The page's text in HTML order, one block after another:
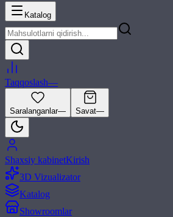
Katalog
Taqqoslash—
Saralanganlar— Savat—
Shaxsiy kabinetKirish
3D Vizualizator
Katalog
Showroomlar